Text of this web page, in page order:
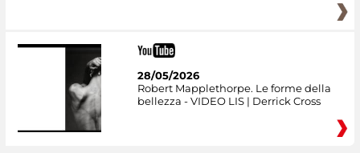
28/05/2026
Robert Mapplethorpe. Le forme della
bellezza - VIDEO LIS | Derrick Cross